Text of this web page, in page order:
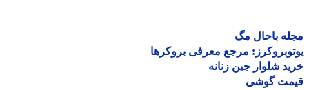
باحال مگ
مرجع معرفی بروکرها
شلوار جین زنانه
گوشی